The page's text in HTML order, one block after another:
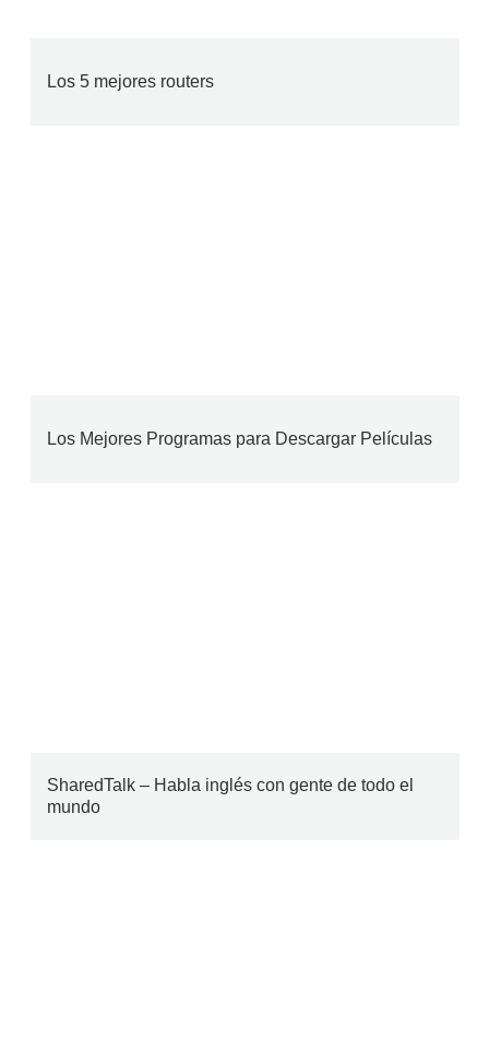
Los 5 mejores routers
Los Mejores Programas para Descargar Películas
SharedTalk – Habla inglés con gente de todo el
mundo